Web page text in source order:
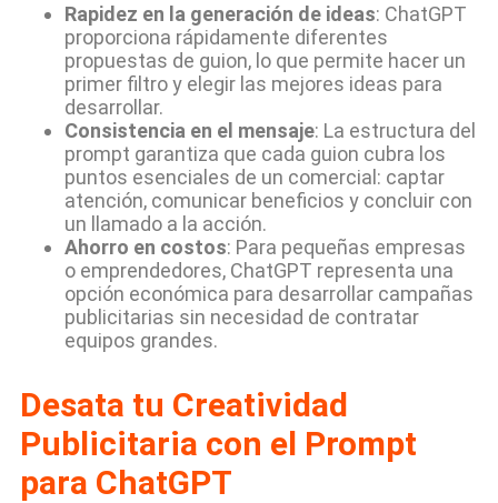
Rapidez en la generación de ideas: ChatGPT
proporciona rápidamente diferentes
propuestas de guion, lo que permite hacer un
primer filtro y elegir las mejores ideas para
desarrollar.
Consistencia en el mensaje: La estructura del
prompt garantiza que cada guion cubra los
puntos esenciales de un comercial: captar
atención, comunicar beneficios y concluir con
un llamado a la acción.
Ahorro en costos: Para pequeñas empresas
o emprendedores, ChatGPT representa una
opción económica para desarrollar campañas
publicitarias sin necesidad de contratar
equipos grandes.
Desata tu Creatividad
Publicitaria con el Prompt
para ChatGPT